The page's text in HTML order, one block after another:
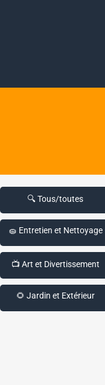
🔍 Tous/toutes
🧽 Entretien et Nettoyage
📺 Art et Divertissement
🌻 Jardin et Extérieur